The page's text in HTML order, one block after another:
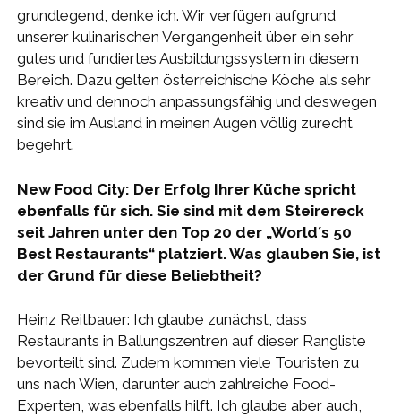
grundlegend, denke ich. Wir verfügen aufgrund
unserer kulinarischen Vergangenheit über ein sehr
gutes und fundiertes Ausbildungssystem in diesem
Bereich. Dazu gelten österreichische Köche als sehr
kreativ und dennoch anpassungsfähig und deswegen
sind sie im Ausland in meinen Augen völlig zurecht
begehrt.
New Food City: Der Erfolg Ihrer Küche spricht
ebenfalls für sich. Sie sind mit dem Steirereck
seit Jahren unter den Top 20 der „World´s 50
Best Restaurants“ platziert. Was glauben Sie, ist
der Grund für diese Beliebtheit?
Heinz Reitbauer: Ich glaube zunächst, dass
Restaurants in Ballungszentren auf dieser Rangliste
bevorteilt sind. Zudem kommen viele Touristen zu
uns nach Wien, darunter auch zahlreiche Food-
Experten, was ebenfalls hilft. Ich glaube aber auch,